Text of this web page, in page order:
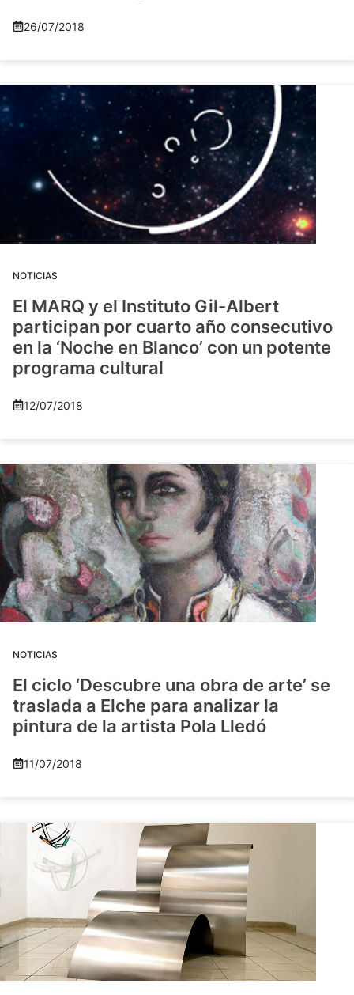
26/07/2018
NOTICIAS
El MARQ y el Instituto Gil-Albert
participan por cuarto año consecutivo
en la ‘Noche en Blanco’ con un potente
programa cultural
12/07/2018
NOTICIAS
El ciclo ‘Descubre una obra de arte’ se
traslada a Elche para analizar la
pintura de la artista Pola Lledó
11/07/2018